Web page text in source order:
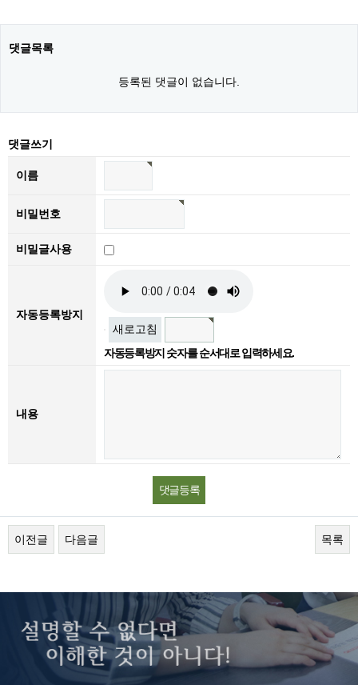
댓글목록
등록된 댓글이 없습니다.
댓글쓰기
이름
비밀번호
비밀글사용
자동등록방지
새로고침
자동등록방지 숫자를 순서대로 입력하세요.
내용
이전글 다음글 목록